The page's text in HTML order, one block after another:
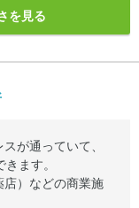
を見る
が通っていて、
ます。
店）などの商業施